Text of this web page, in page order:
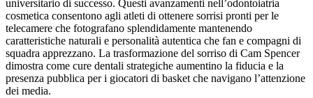
universitario di successo. Questi avanzamenti nell’odontoiatria
cosmetica consentono agli atleti di ottenere sorrisi pronti per le
telecamere che fotografano splendidamente mantenendo
caratteristiche naturali e personalità autentica che fan e compagni di
squadra apprezzano. La trasformazione del sorriso di Cam Spencer
dimostra come cure dentali strategiche aumentino la fiducia e la
presenza pubblica per i giocatori di basket che navigano l’attenzione
dei media.